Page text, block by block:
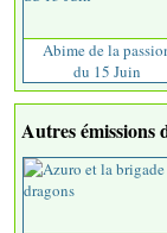
Abime de la
du 15 Juin
Autres émissions